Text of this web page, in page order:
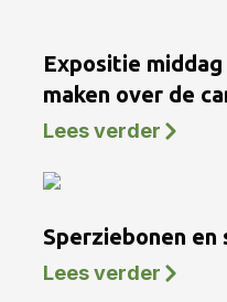
Expositie
maken over de
Lees verder
Sperziebonen en
Lees verder